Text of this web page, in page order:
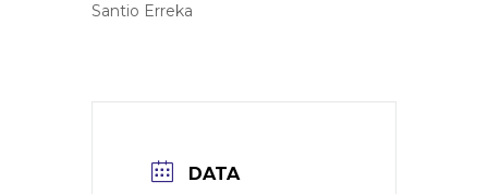
Santio Erreka
DATA